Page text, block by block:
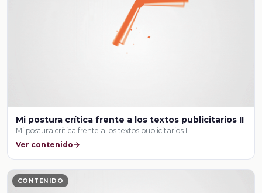
Mi postura crítica frente a los textos publicitarios II
Mi postura crítica frente a los textos publicitarios II
Ver contenido
CONTENIDO